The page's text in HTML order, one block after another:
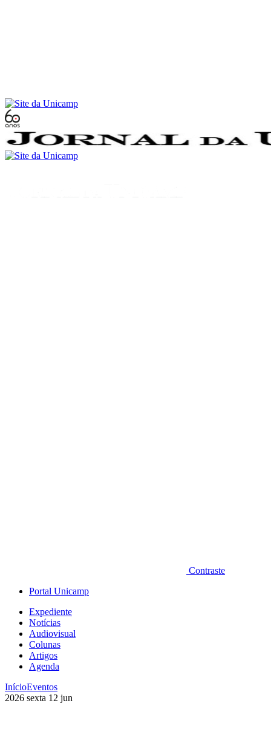
Contraste
Portal Unicamp
Expediente
Notícias
Audiovisual
Colunas
Artigos
Agenda
InícioEventos
2026 sexta 12 jun